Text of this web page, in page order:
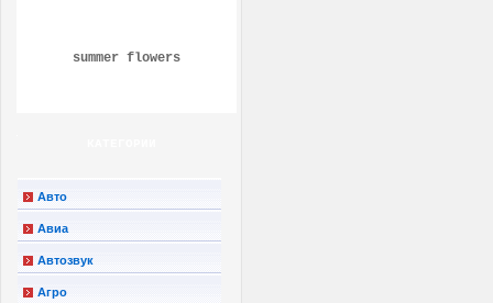
summer flowers
Авто
Авиа
Автозвук
Агро